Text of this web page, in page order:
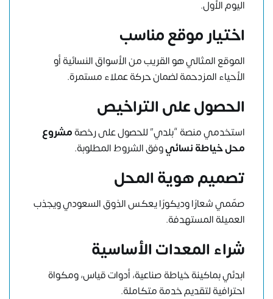
اليوم الأول.
اختيار موقع مناسب
الموقع المثالي هو القريب من الأسواق النسائية أو
الأحياء المزدحمة لضمان حركة عملاء مستمرة.
الحصول على التراخيص
استخدمي منصة “بلدي” للحصول على رخصةمشروع
محل خياطة نسائيوفق الشروط المطلوبة.
تصميم هوية المحل
صمّمي شعارًا وديكورًا يعكس الذوق السعودي ويجذب
العميلة المستهدفة.
شراء المعدات الأساسية
ابدئي بماكينة خياطة صناعية، أدوات قياس، ومكواة
احترافية لتقديم خدمة متكاملة.